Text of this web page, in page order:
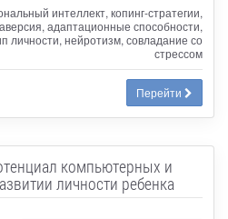
интеллект, копинг-стратегии,
адаптационные способности,
личности, нейротизм, совладание со
стрессом
Перейти
компьютерных и
личности ребенка